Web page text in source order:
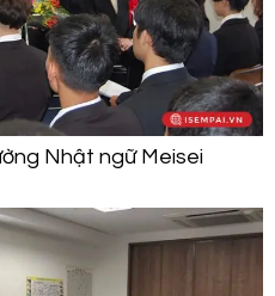
Nhật ngữ Meisei